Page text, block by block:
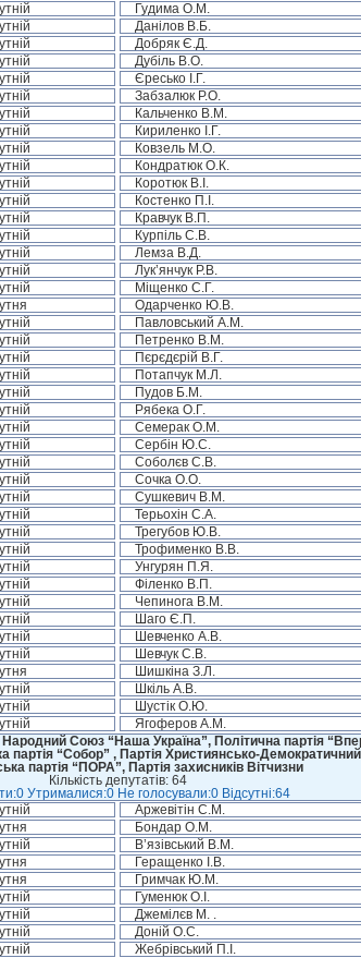
Гудима О.М.
Данілов В.Б.
Добряк Є.Д.
Дубіль В.О.
Єресько І.Г.
Забзалюк Р.О.
Кальченко В.М.
Кириленко І.Г.
Ковзель М.О.
Кондратюк О.К.
Коротюк В.І.
Костенко П.І.
Кравчук В.П.
Курпіль С.В.
Лемза В.Д.
Лук’янчук Р.В.
Міщенко С.Г.
Одарченко Ю.В.
Павловський А.М.
Петренко В.М.
Пєрєдєрій В.Г.
Потапчук М.Л.
Пудов Б.М.
Рябека О.Г.
Семерак О.М.
Сербін Ю.С.
Соболєв С.В.
Сочка О.О.
Сушкевич В.М.
Терьохін С.А.
Трегубов Ю.В.
Трофименко В.В.
Унгурян П.Я.
Філенко В.П.
Чепинога В.М.
Шаго Є.П.
Шевченко А.В.
Шевчук С.В.
Шишкіна З.Л.
Шкіль А.В.
Шустік О.Ю.
Ягоферов А.М.
Союз “Наша Україна”, Політична партія
партія “Собор” , Партія Християнсько-
партія “ПОРА”, Партія захисників Вітчизни
Кількість депутатів: 64
Утрималися:0 Не голосували:0 Відсутні:64
Аржевітін С.М.
Бондар О.М.
В’язівський В.М.
Геращенко І.В.
Гримчак Ю.М.
Гуменюк О.І.
Джемілєв М. .
Доній О.С.
Жебрівський П.І.